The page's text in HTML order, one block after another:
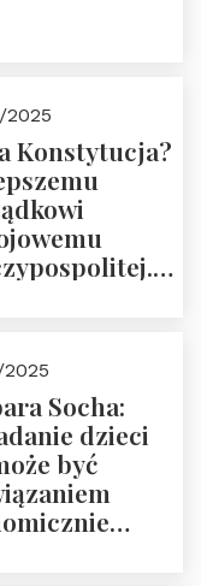
Konstytucja?
Socha:
dzieci
być